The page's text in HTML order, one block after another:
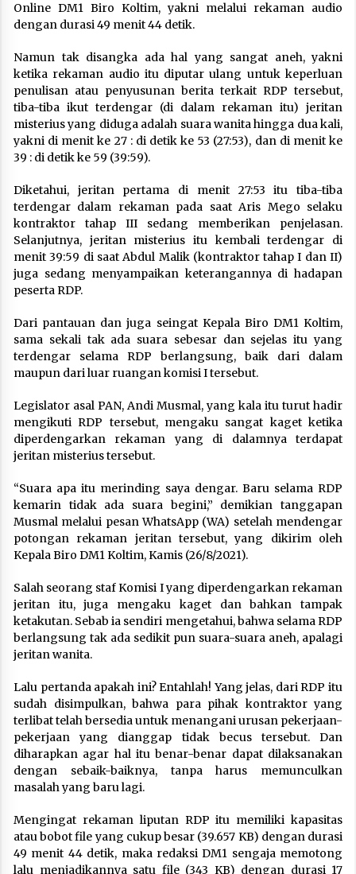
Online DM1 Biro Koltim, yakni melalui rekaman audio
dengan durasi 49 menit 44 detik.
Namun tak disangka ada hal yang sangat aneh, yakni
ketika rekaman audio itu diputar ulang untuk keperluan
penulisan atau penyusunan berita terkait RDP tersebut,
tiba-tiba ikut terdengar (di dalam rekaman itu) jeritan
misterius yang diduga adalah suara wanita hingga dua kali,
yakni di menit ke 27 : di detik ke 53 (27:53), dan di menit ke
39 : di detik ke 59 (39:59).
Diketahui, jeritan pertama di menit 27:53 itu tiba-tiba
terdengar dalam rekaman pada saat Aris Mego selaku
kontraktor tahap III sedang memberikan penjelasan.
Selanjutnya, jeritan misterius itu kembali terdengar di
menit 39:59 di saat Abdul Malik (kontraktor tahap I dan II)
juga sedang menyampaikan keterangannya di hadapan
peserta RDP.
Dari pantauan dan juga seingat Kepala Biro DM1 Koltim,
sama sekali tak ada suara sebesar dan sejelas itu yang
terdengar selama RDP berlangsung, baik dari dalam
maupun dari luar ruangan komisi I tersebut.
Legislator asal PAN, Andi Musmal, yang kala itu turut hadir
mengikuti RDP tersebut, mengaku sangat kaget ketika
diperdengarkan rekaman yang di dalamnya terdapat
jeritan misterius tersebut.
“Suara apa itu merinding saya dengar. Baru selama RDP
kemarin tidak ada suara begini,” demikian tanggapan
Musmal melalui pesan WhatsApp (WA) setelah mendengar
potongan rekaman jeritan tersebut, yang dikirim oleh
Kepala Biro DM1 Koltim, Kamis (26/8/2021).
Salah seorang staf Komisi I yang diperdengarkan rekaman
jeritan itu, juga mengaku kaget dan bahkan tampak
ketakutan. Sebab ia sendiri mengetahui, bahwa selama RDP
berlangsung tak ada sedikit pun suara-suara aneh, apalagi
jeritan wanita.
Lalu pertanda apakah ini? Entahlah! Yang jelas, dari RDP itu
sudah disimpulkan, bahwa para pihak kontraktor yang
terlibat telah bersedia untuk menangani urusan pekerjaan-
pekerjaan yang dianggap tidak becus tersebut. Dan
diharapkan agar hal itu benar-benar dapat dilaksanakan
dengan sebaik-baiknya, tanpa harus memunculkan
masalah yang baru lagi.
Mengingat rekaman liputan RDP itu memiliki kapasitas
atau bobot file yang cukup besar (39.657 KB) dengan durasi
49 menit 44 detik, maka redaksi DM1 sengaja memotong
lalu menjadikannya satu file (343 KB) dengan durasi 17